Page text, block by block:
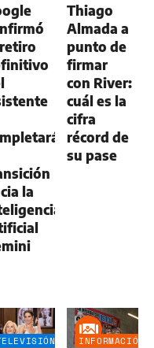
la
Thiago
Almada a
punto de
firmar
con River:
cuál es la
cifra
récord de
su pase
INFORMACIÓN